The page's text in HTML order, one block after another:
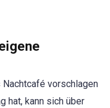
vorschlagen
hat, kann sich über